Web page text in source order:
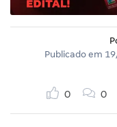
Publicado em
0 0